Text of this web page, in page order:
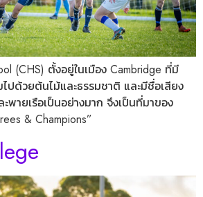
(CHS) ตั้งอยู่ในเมือง Cambridge ที่มี
ปด้วยต้นไม้และธรรมชาติ และมีชื่อเสียง
พายเรือเป็นอย่างมาก จึงเป็นที่มาของ
& Champions”